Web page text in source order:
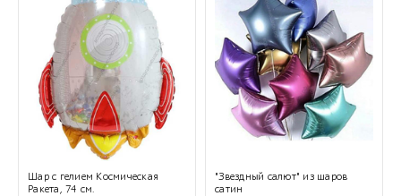
Шар с гелием Космическая
Ракета, 74 см.
"Звездный салют" из шаров
сатин